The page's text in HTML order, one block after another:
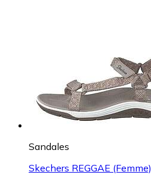
Sandales
Skechers REGGAE (Femme)